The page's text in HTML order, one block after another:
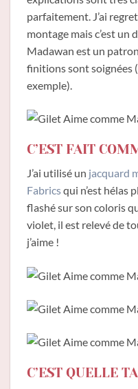
parfaitement. J’ai
montage mais c’est un
Madawan est un
finitions sont soignées
exemple).
C’EST FAIT
J’ai utilisé un jacquard
Fabricsqui n’est hélas
flashé sur son coloris
violet, il est relevé de
j’aime !
C’EST QUELLE